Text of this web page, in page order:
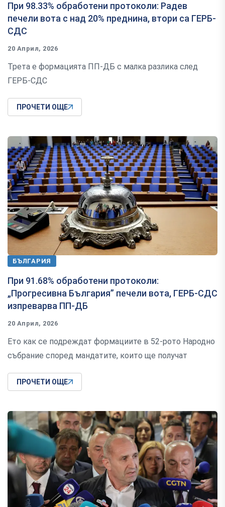
При 98.33% обработени протоколи: Радев
печели вота с над 20% преднина, втори са ГЕРБ-
СДС
20 Април, 2026
Трета е формацията ПП-ДБ с малка разлика след
ГЕРБ-СДС
ПРОЧЕТИ ОЩЕ
БЪЛГАРИЯ
При 91.68% обработени протоколи:
„Прогресивна България” печели вота, ГЕРБ-СДС
изпреварва ПП-ДБ
20 Април, 2026
Ето как се подреждат формациите в 52-рото Народно
събрание според мандатите, които ще получат
ПРОЧЕТИ ОЩЕ